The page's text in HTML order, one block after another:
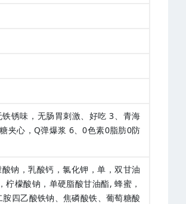
锈味，无肠胃刺激、好吃 3、青海
夹心，Q弹爆浆 6、0色素0脂肪0防
钠，乳酸钙，氯化钾，单，双甘油
檬酸钠，单硬脂酸甘油酯, 蜂蜜，
四乙酸铁钠、焦磷酸铁、葡萄糖酸